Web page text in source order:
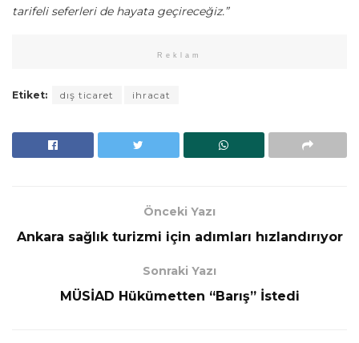
tarifeli seferleri de hayata geçireceğiz.”
Reklam
Etiket: dış ticaret ihracat
Önceki Yazı
Ankara sağlık turizmi için adımları hızlandırıyor
Sonraki Yazı
MÜSİAD Hükümetten “Barış” İstedi